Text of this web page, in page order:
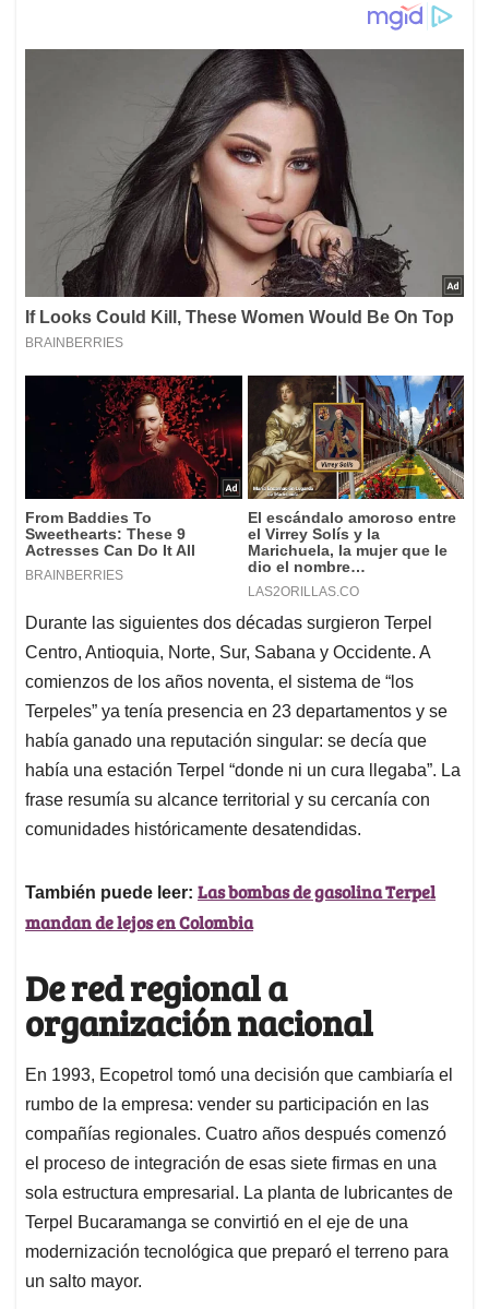
Durante las siguientes dos décadas surgieron Terpel
Centro, Antioquia, Norte, Sur, Sabana y Occidente. A
comienzos de los años noventa, el sistema de “los
Terpeles” ya tenía presencia en 23 departamentos y se
había ganado una reputación singular: se decía que
había una estación Terpel “donde ni un cura llegaba”. La
frase resumía su alcance territorial y su cercanía con
comunidades históricamente desatendidas.
También puede leer: Las bombas de gasolina Terpel
mandan de lejos en Colombia
De red regional a
organización nacional
En 1993, Ecopetrol tomó una decisión que cambiaría el
rumbo de la empresa: vender su participación en las
compañías regionales. Cuatro años después comenzó
el proceso de integración de esas siete firmas en una
sola estructura empresarial. La planta de lubricantes de
Terpel Bucaramanga se convirtió en el eje de una
modernización tecnológica que preparó el terreno para
un salto mayor.